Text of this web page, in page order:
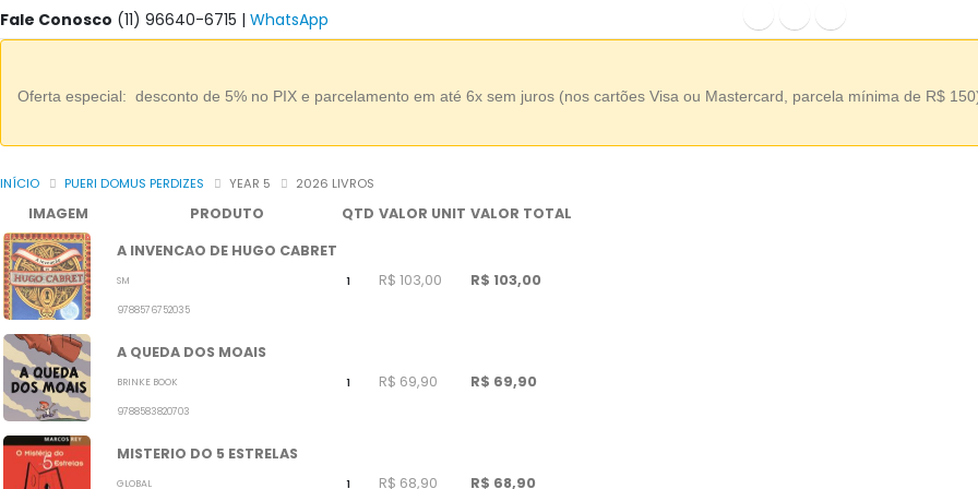
Fale Conosco (11) 96640-6715 | WhatsApp
Oferta especial: desconto de 5% no PIX e parcelamento em até 6x sem juros (nos cartões Visa ou Mastercard, parcela mínima de R$
INÍCIO PUERI DOMUS PERDIZES YEAR 5 2026 LIVROS
IMAGEM PRODUTO QTD VALOR UNIT VALOR TOTAL
A INVENCAO DE HUGO CABRET
SM
9788576752035
1 R$ 103,00 R$ 103,00
A QUEDA DOS MOAIS
BRINKE BOOK
9788583820703
1 R$ 69,90 R$ 69,90
MISTERIO DO 5 ESTRELAS
GLOBAL 1 R$ 68,90 R$ 68,90